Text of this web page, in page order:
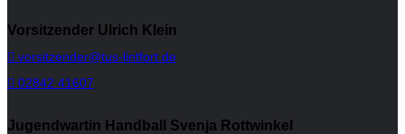
Vorsitzender Ulrich Klein
vorsitzender@tus-lintfort.de
02842 41607
Jugendwartin Handball Svenja Rottwinkel